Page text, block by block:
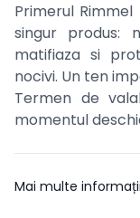
Primerul
singur produs:
matifiaza si
nocivi. Un ten
Termen de
momentul
Mai multe informații